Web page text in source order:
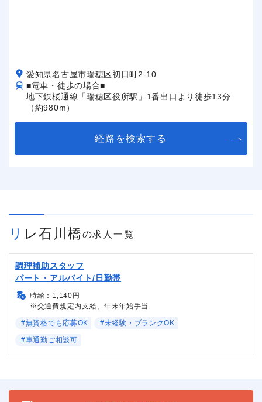
愛知県名古屋市瑞穂区初日町2-10
■電車・徒歩の場合■
地下鉄桜通線「瑞穂区役所駅」1番出口より徒歩13分
（約980m）
経路を検索する
リレ石川橋の求人一覧
調理補助スタッフ
パート・アルバイト/日勤帯
時給：1,140円
※交通費規定内支給、年末年始手当
#無資格でも応募OK #未経験・ブランクOK
#車通勤ご相談可